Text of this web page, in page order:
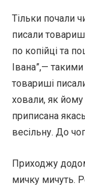
Тільки почали
писали
по копійці та
Івана”,—
товариші
ховали, як
приписана
весільну. До
Приходжу
мичку мичуть.